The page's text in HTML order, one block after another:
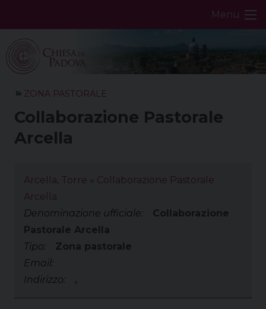
Menu
ZONA PASTORALE
Collaborazione Pastorale
Arcella
Arcella, Torre
Collaborazione Pastorale
Arcella
Denominazione ufficiale:
Collaborazione
Pastorale Arcella
Tipo:
Zona pastorale
Email:
Indirizzo:
,